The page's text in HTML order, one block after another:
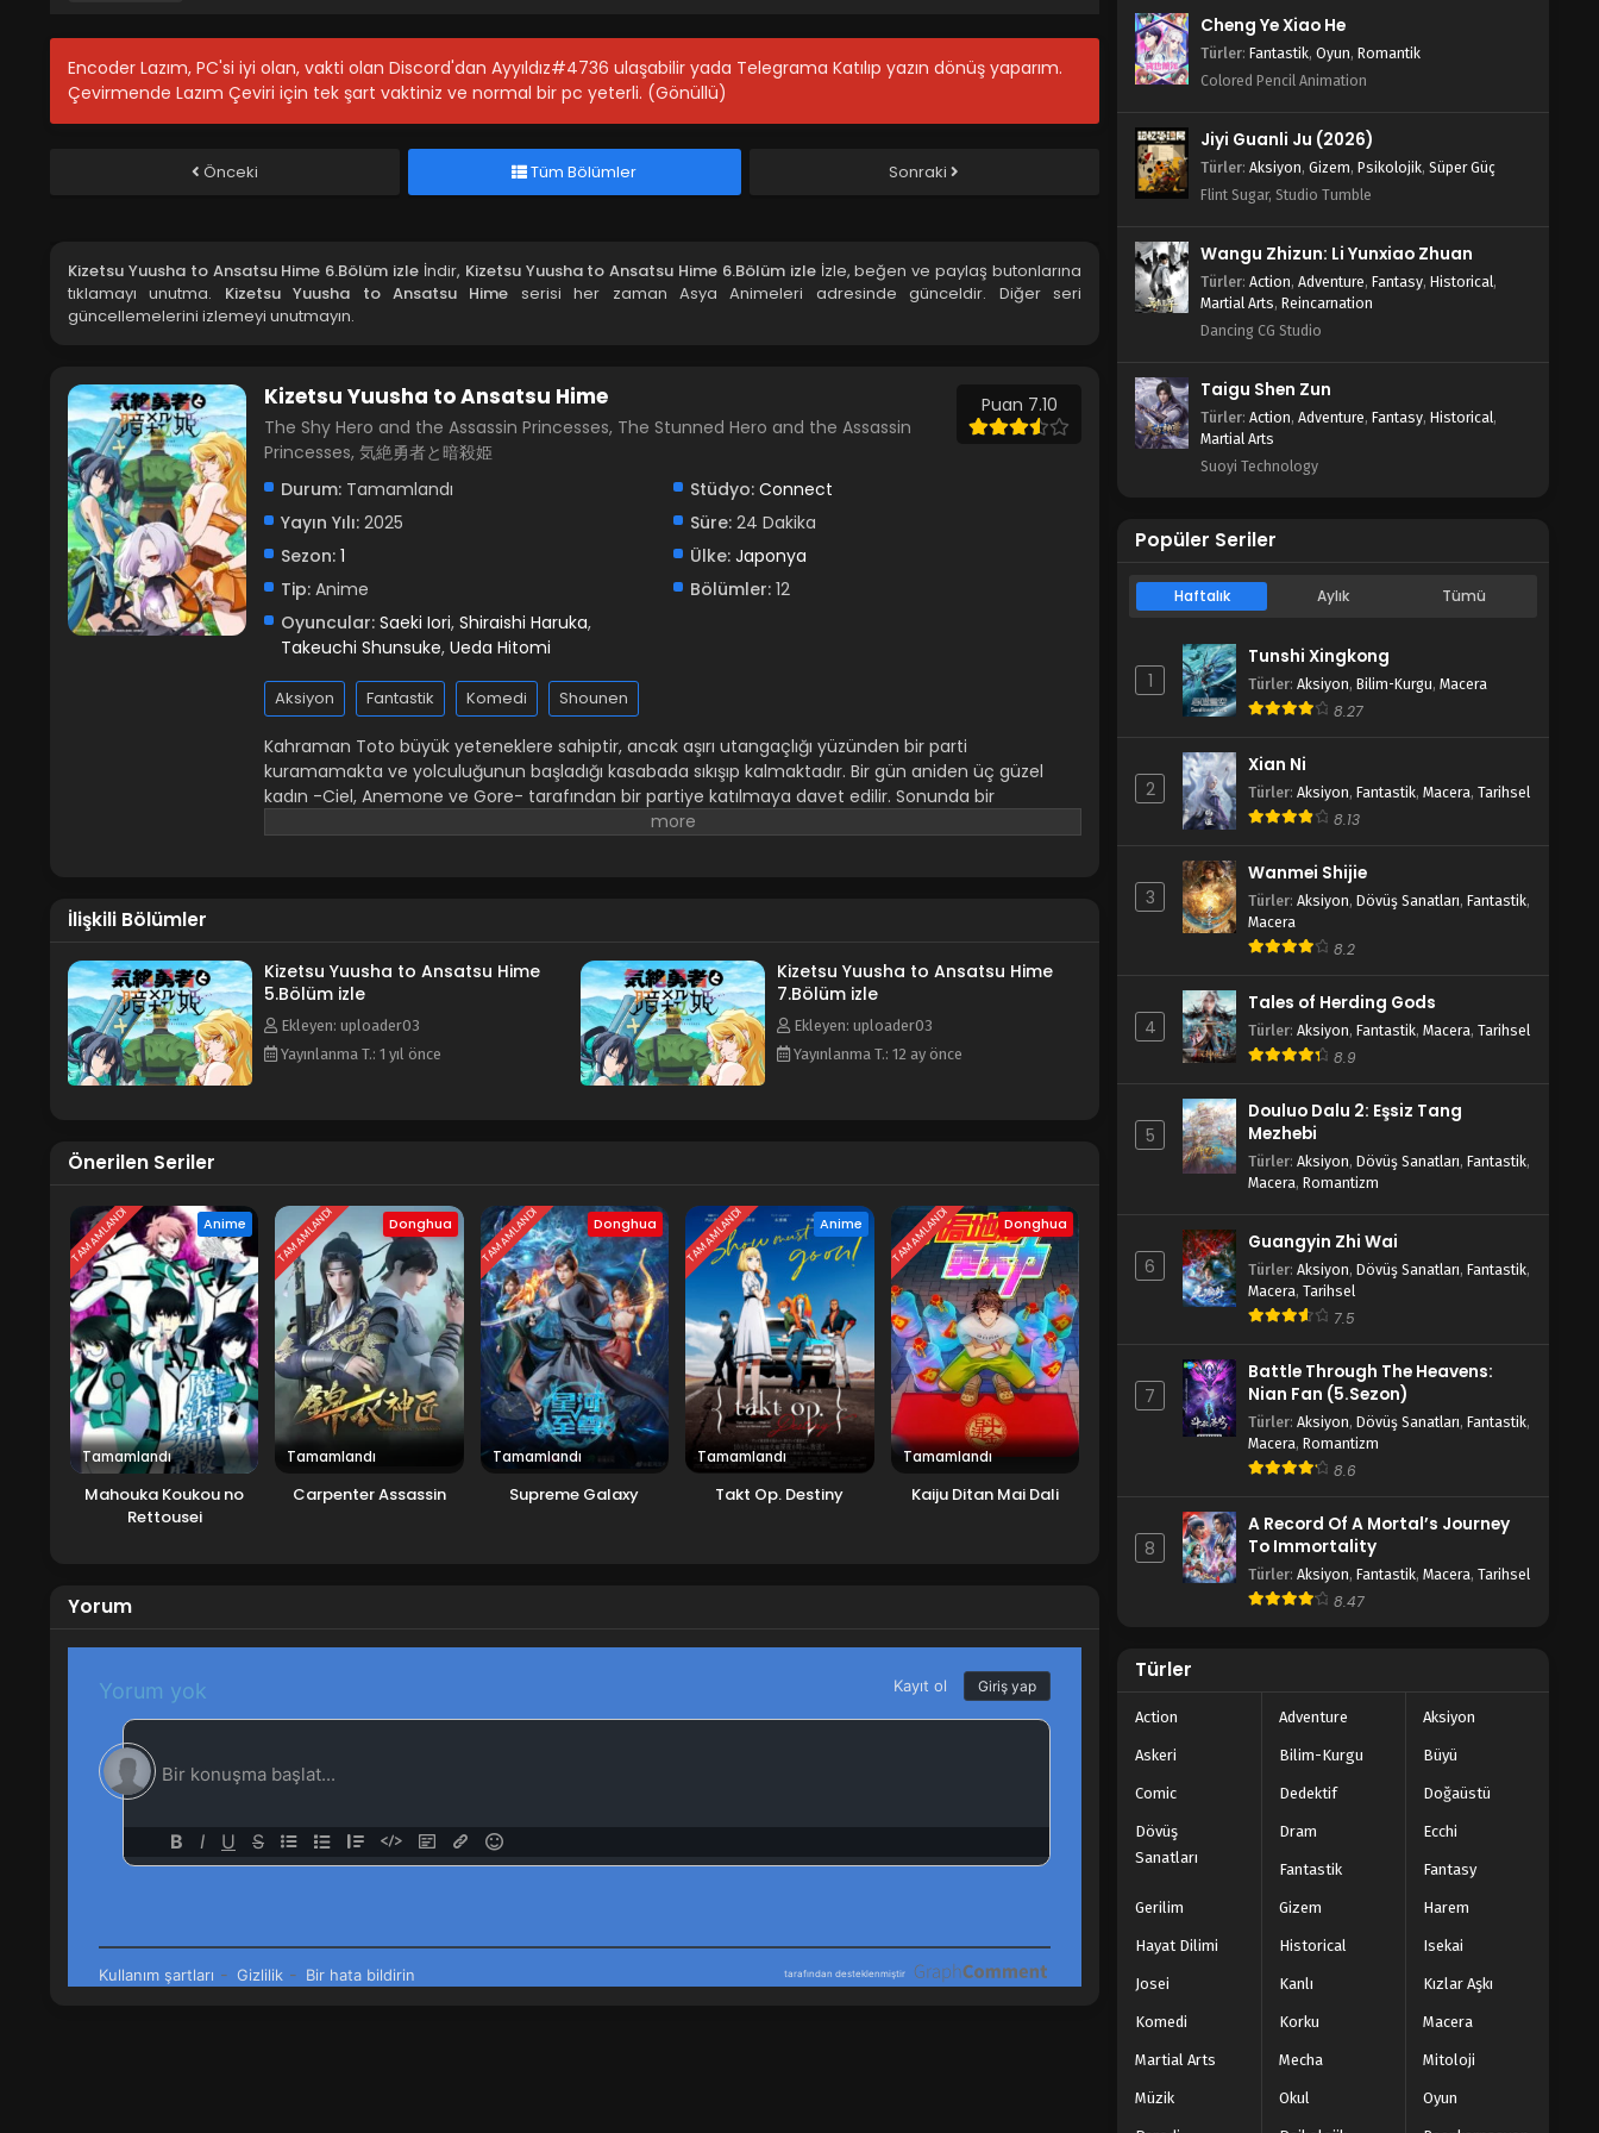
Encoder Lazım, PC'si iyi olan, vakti olan Discord'dan Ayyıldız#4736 ulaşabilir yada Telegrama Katılıp yazın dönüş yaparım.
Çevirmende Lazım Çeviri için tek şart vaktiniz ve normal bir pc yeterli. (Gönüllü)
Önceki Tüm Bölümler Sonraki
Kizetsu Yuusha to Ansatsu Hime 6.Bölüm izle İndir, Kizetsu Yuusha to Ansatsu Hime 6.Bölüm izleİzle, beğen ve paylaş butonlarına
tıklamayı unutma. Kizetsu Yuusha to Ansatsu Hime serisi her zaman Asya Animeleri adresinde günceldir. Diğer seri
güncellemelerini izlemeyi unutmayın.
Kizetsu Yuusha to Ansatsu Hime
The Shy Hero and the Assassin Princesses, The Stunned Hero and the Assassin
Princesses, 気絶勇者と暗殺姫
Puan 7.10
Durum: Tamamlandı Stüdyo: Connect
Yayın Yılı: 2025 Süre:24 Dakika
Sezon: 1 Ülke: Japonya
Tip: Anime Bölümler:12
Oyuncular: Saeki Iori, Shiraishi Haruka,
Takeuchi Shunsuke, Ueda Hitomi
Aksiyon Fantastik Komedi Shounen
Kahraman Toto büyük yeteneklere sahiptir, ancak aşırı utangaçlığı yüzünden bir parti
kuramamakta ve yolculuğunun başladığı kasabada sıkışıp kalmaktadır. Bir gün aniden üç güzel
kadın -Ciel, Anemone ve Gore- tarafından bir partiye katılmaya davet edilir. Sonunda bir
maceraya atılacağı için çok mutlu olan Toto heyecanla doludur... ama çok az şey bilmektedir, bu
İlişkili Bölümler
Kizetsu Yuusha to Ansatsu Hime
5.Bölüm izle
Ekleyen: uploader03
Yayınlanma T.: 1 yıl önce
Kizetsu Yuusha to Ansatsu Hime
7.Bölüm izle
Ekleyen: uploader03
Yayınlanma T.: 12 ay önce
Önerilen Seriler
TAMAMLANDI Anime
Tamamlandı
Mahouka Koukou no
Rettousei
TAMAMLANDI Donghua
Tamamlandı
Carpenter Assassin
TAMAMLANDI Donghua
Tamamlandı
Supreme Galaxy
TAMAMLANDI Anime
Tamamlandı
Takt Op. Destiny
TAMAMLANDI Donghua
Tamamlandı
Kaiju Ditan Mai Dali
Yorum
Cheng Ye Xiao He
Türler: Fantastik, Oyun, Romantik
Colored Pencil Animation
Jiyi Guanli Ju (2026)
Türler: Aksiyon, Gizem, Psikolojik, Süper Güç
Flint Sugar, Studio Tumble
Wangu Zhizun: Li Yunxiao Zhuan
Türler: Action, Adventure, Fantasy, Historical,
Martial Arts, Reincarnation
Dancing CG Studio
Taigu Shen Zun
Türler: Action, Adventure, Fantasy, Historical,
Martial Arts
Suoyi Technology
Popüler Seriler
Haftalık Aylık Tümü
1
Tunshi Xingkong
Türler: Aksiyon, Bilim-Kurgu, Macera
8.27
2
Xian Ni
Türler: Aksiyon, Fantastik, Macera, Tarihsel
8.13
3
Wanmei Shijie
Türler: Aksiyon, Dövüş Sanatları, Fantastik,
Macera
8.2
4
Tales of Herding Gods
Türler: Aksiyon, Fantastik, Macera, Tarihsel
8.9
5
Douluo Dalu 2: Eşsiz Tang
Mezhebi
Türler: Aksiyon, Dövüş Sanatları, Fantastik,
Macera, Romantizm
6
Guangyin Zhi Wai
Türler: Aksiyon, Dövüş Sanatları, Fantastik,
Macera, Tarihsel
7.5
7
Battle Through The Heavens:
Nian Fan (5.Sezon)
Türler: Aksiyon, Dövüş Sanatları, Fantastik,
Macera, Romantizm
8.6
8
A Record Of A Mortal’s Journey
To Immortality
Türler: Aksiyon, Fantastik, Macera, Tarihsel
8.47
Türler
Action Adventure Aksiyon
Askeri Bilim-Kurgu Büyü
Comic Dedektif Doğaüstü
Dövüş
Sanatları
Dram Ecchi
Fantastik Fantasy
Gerilim Gizem Harem
Hayat Dilimi Historical Isekai
Josei Kanlı Kızlar Aşkı
Komedi Korku Macera
Martial Arts Mecha Mitoloji
Müzik Okul Oyun